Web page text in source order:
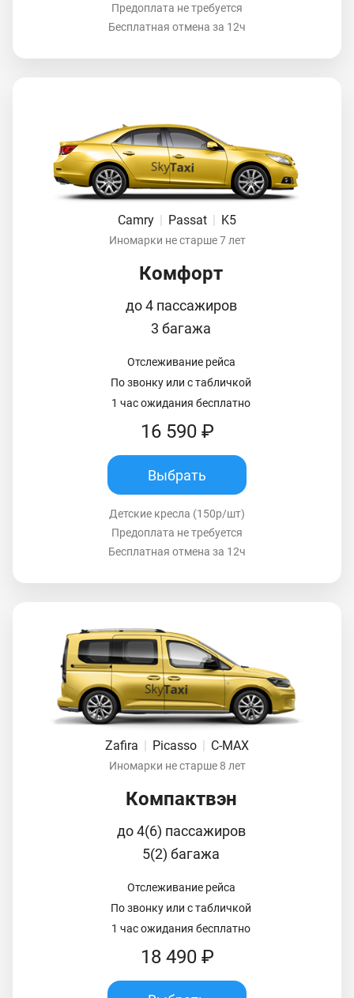
Предоплата не требуется
Бесплатная отмена за 12ч
Camry Passat K5
Иномарки не старше 7 лет
Комфорт
до 4 пассажиров
3 багажа
Отслеживание рейса
По звонку или с табличкой
1 час ожидания бесплатно
16 590 ₽
Выбрать
Детские кресла (150р/шт)
Предоплата не требуется
Бесплатная отмена за 12ч
Zafira | Picasso | C-MAX
Иномарки не старше 8 лет
Компактвэн
до 4(6) пассажиров
5(2) багажа
Отслеживание рейса
По звонку или с табличкой
1 час ожидания бесплатно
18 490 ₽